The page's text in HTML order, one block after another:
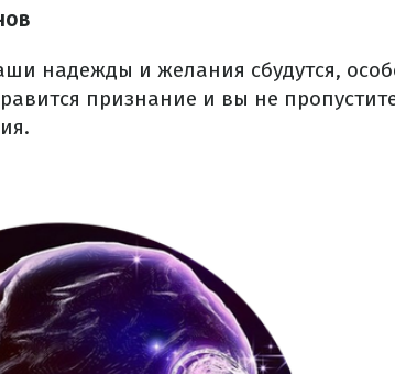
надежды и желания сбудутся,
признание и вы не